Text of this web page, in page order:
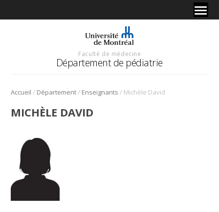
Faculté de médecine
Département de pédiatrie
Accueil / Département/ Enseignants / Michèle David
MICHÈLE DAVID